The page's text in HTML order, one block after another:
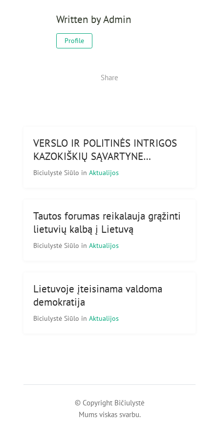
Written byAdmin
Profile
Share
VERSLO IR POLITINĖS INTRIGOS
KAZOKIŠKIŲ SĄVARTYNE…
Biciulystė Siūlo in Aktualijos
Tautos forumas reikalauja grąžinti
lietuvių kalbą į Lietuvą
Biciulystė Siūlo in Aktualijos
Lietuvoje įteisinama valdoma
demokratija
Biciulystė Siūlo in Aktualijos
© Copyright Bičiulystė
Mums viskas svarbu.